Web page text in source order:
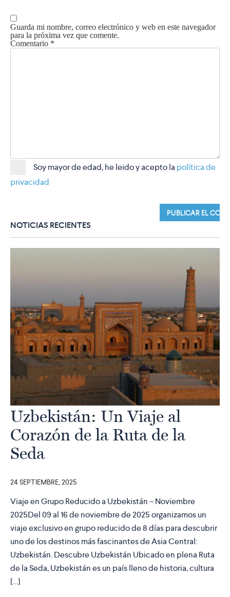
Guarda mi nombre, correo electrónico y web en este navegador
para la próxima vez que comente.
Comentario *
Soy mayor de edad, he leido y acepto la política de
privacidad
NOTICIAS RECIENTES
Uzbekistán: Un Viaje al
Corazón de la Ruta de la
Seda
24 SEPTIEMBRE, 2025
Viaje en Grupo Reducido a Uzbekistán – Noviembre
2025Del 09 al 16 de noviembre de 2025 organizamos un
viaje exclusivo en grupo reducido de 8 días para descubrir
uno de los destinos más fascinantes de Asia Central:
Uzbekistán. Descubre Uzbekistán Ubicado en plena Ruta
de la Seda, Uzbekistán es un país lleno de historia, cultura
[…]